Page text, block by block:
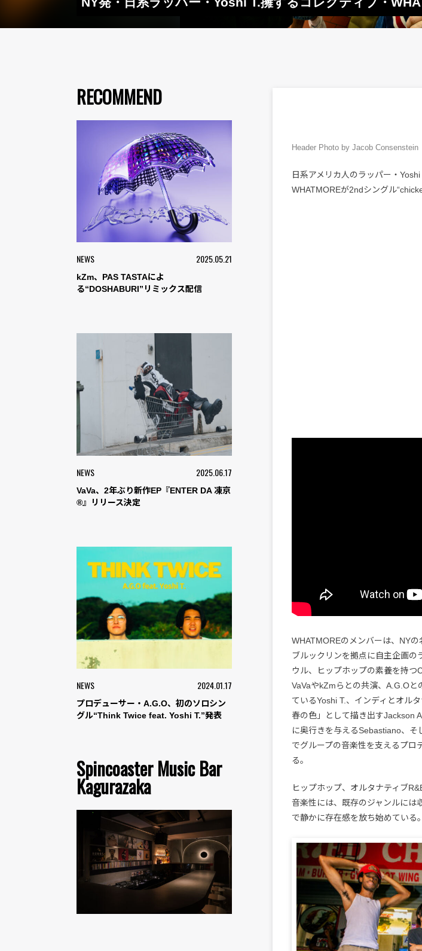
RECOMMEND
NEWS 2025.05.21
kZm、PAS TASTAによ
る“DOSHABURI”リミックス配信
NEWS 2025.06.17
VaVa、2年ぶり新作EP『ENTER DA 凍京
®』リリース決定
NEWS 2024.01.17
プロデューサー・A.G.O、初のソロシン
グル“Think Twice feat. Yoshi T.”発表
Spincoaster Music Bar
Kagurazaka
Header Photo by Jacob Consenstein
日系アメリカ人のラッパー・
WHATMOREが2ndシングル
WHATMOREのメンバーは、NY
ブルックリンを拠点に自主企画の
ウル、ヒップホップの素養を持つ
VaVaやkZmらとの共演、A.G.O
ているYoshi T.、インディとオル
春の色」として描き出すJackson
に奥行きを与えるSebastiano、
でグループの音楽性を支えるプロ
る。
ヒップホップ、オルタナティブ
音楽性には、既存のジャンルには
で静かに存在感を放ち始めている。